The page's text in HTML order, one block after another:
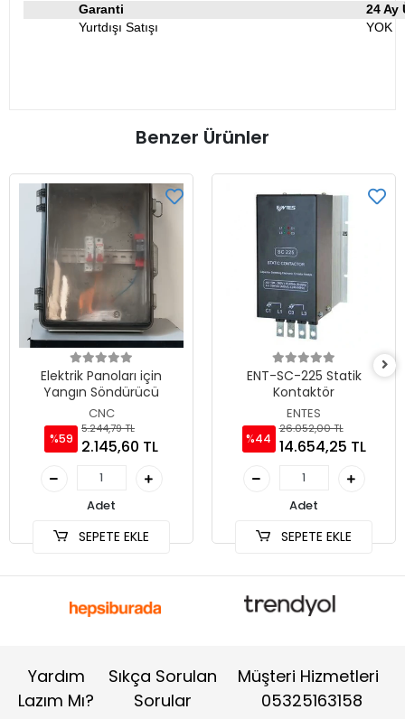
Garanti
24 Ay
Yurtdışı Satışı
YOK
Benzer Ürünler
Elektrik Panoları için
Yangın Söndürücü
CNC
%59
5.244,79 TL
2.145,60 TL
Adet
SEPETE EKLE
ENT-SC-225 Statik
Kontaktör
ENTES
%44
26.052,00 TL
14.654,25 TL
Adet
SEPETE EKLE
Yardım
Lazım Mı?
Sıkça Sorulan
Sorular
Müşteri Hizmetleri
05325163158